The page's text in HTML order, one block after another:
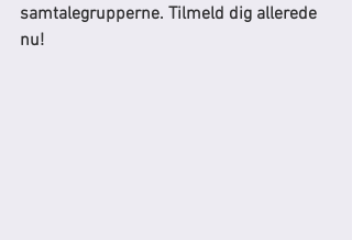
samtalegrupperne. Tilmeld dig allerede
nu!